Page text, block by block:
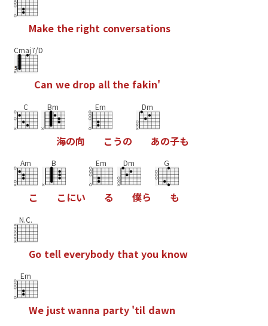
Make the right conversations
Cmaj7/D
Can we drop all the fakin'
C Bm
海の向
Em
こ うの
Dm
あの子も
Am
こ
B
こ にい
Em
る
Dm
僕ら
G
も
N.C.
Go tell everybody that you know
Em
We justwanna party 'til dawn